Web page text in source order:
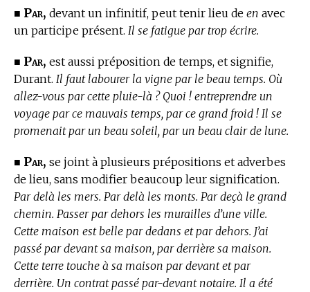
■ Par, devant un infinitif, peut tenir lieu de en avec
un participe présent. Il se fatigue par trop écrire.
■ Par, est aussi préposition de temps, et signifie,
Durant. Il faut labourer la vigne par le beau temps. Où
allez-vous par cette pluie-là ? Quoi ! entreprendre un
voyage par ce mauvais temps, par ce grand froid ! Il se
promenait par un beau soleil, par un beau clair de lune.
■ Par, se joint à plusieurs prépositions et adverbes
de lieu, sans modifier beaucoup leur signification.
Par delà les mers. Par delà les monts. Par deçà le grand
chemin. Passer par dehors les murailles d’une ville.
Cette maison est belle par dedans et par dehors. J’ai
passé par devant sa maison, par derrière sa maison.
Cette terre touche à sa maison par devant et par
derrière. Un contrat passé par-devant notaire. Il a été